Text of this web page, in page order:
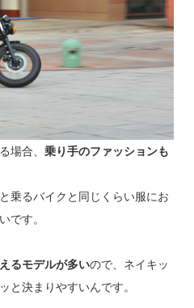
場合、 乗り手のファッションも
乗るバイクと同じくらい服にお
です。
るモデルが多いので、ネイキッ
と決まりやすいんです。